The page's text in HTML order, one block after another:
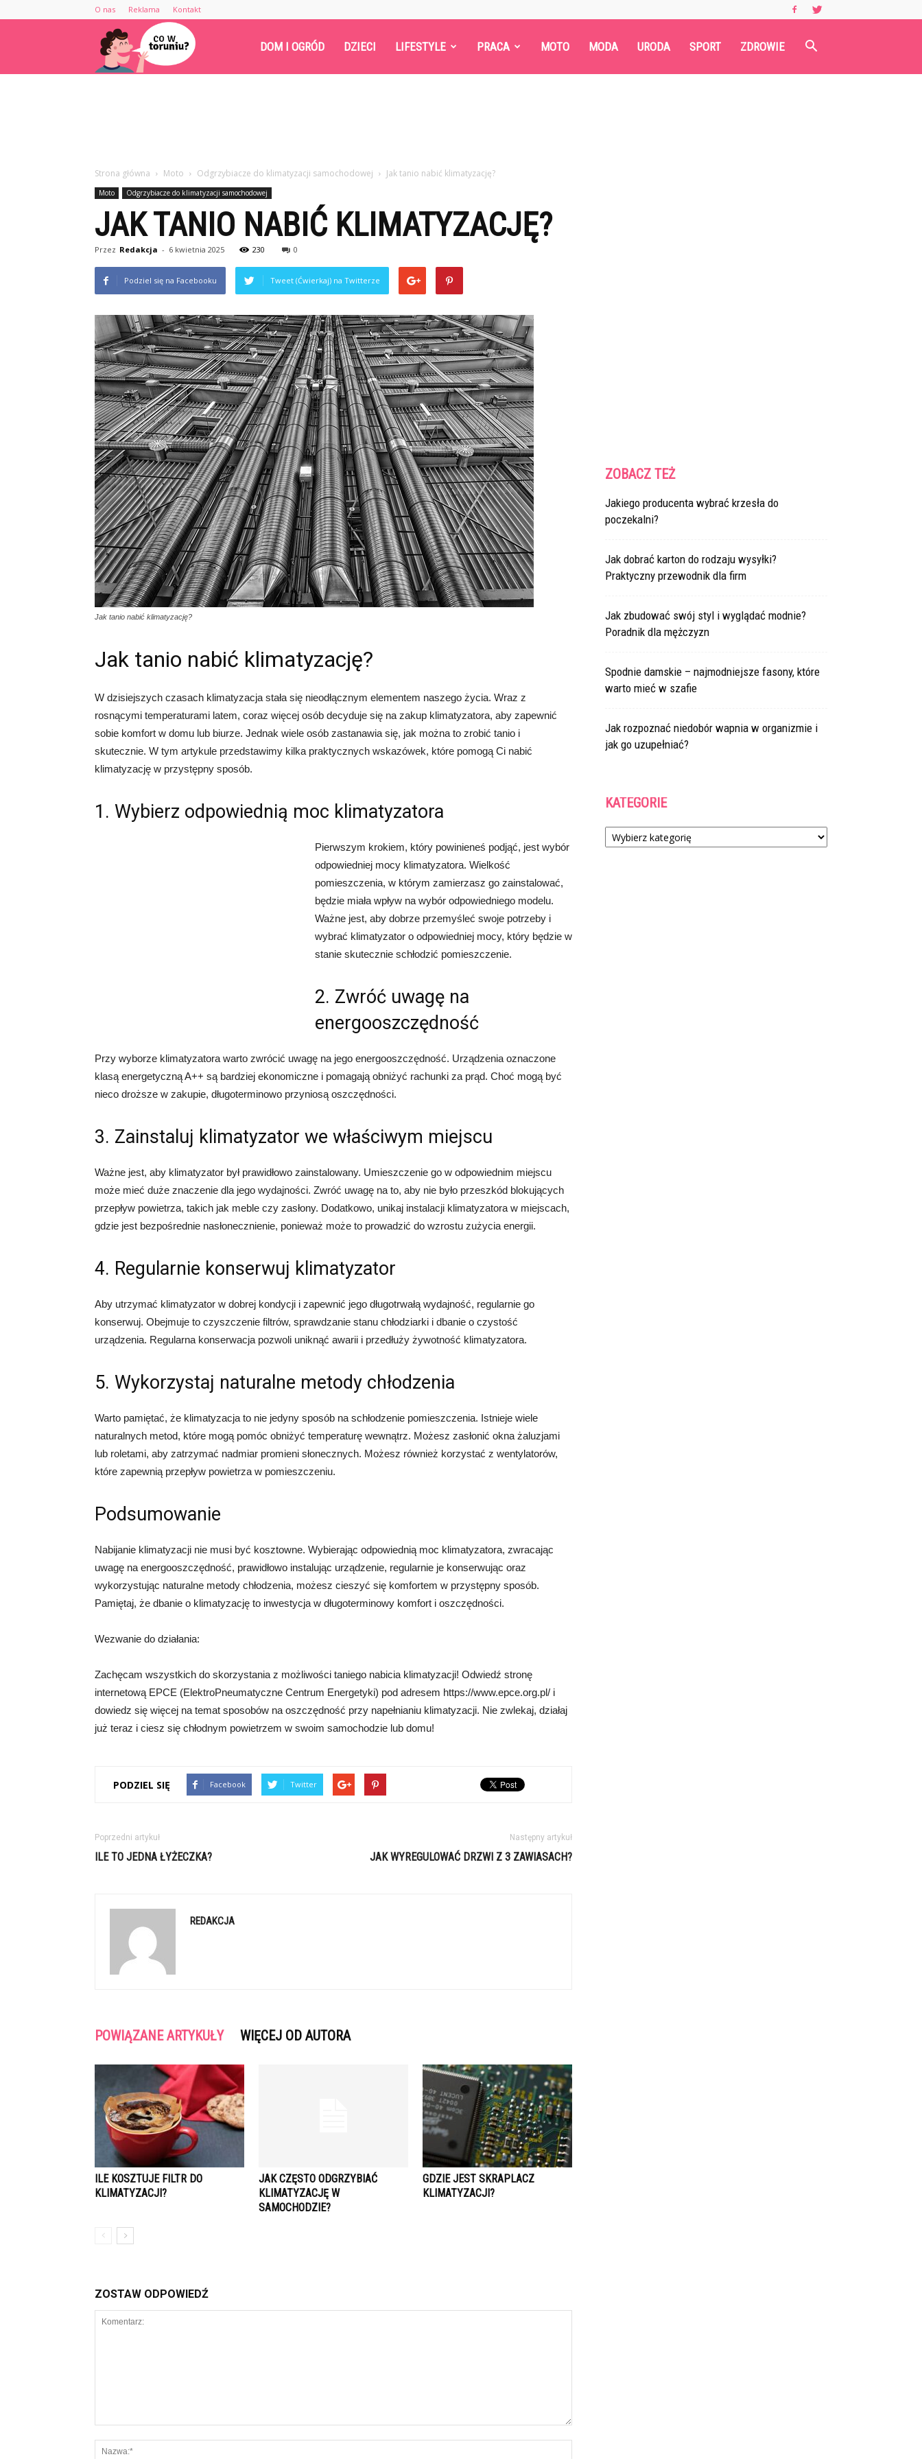
O nas Reklama Kontakt
Cowtoruniu.pl DOM I OGRÓD DZIECI LIFESTYLE PRACA MOTO MODA URODA SPORT ZDROWIE
Strona główna Moto Odgrzybiacze do klimatyzacji samochodowej Jak tanio nabić klimatyzację?
Moto Odgrzybiacze do klimatyzacji samochodowej
JAK TANIO NABIĆ KLIMATYZACJĘ?
Przez Redakcja - 6 kwietnia 2025 230 0
Podziel się na Facebooku Tweet (Ćwierkaj) na Twitterze
Jak tanio nabić klimatyzację?
Jak tanio nabić klimatyzację?
W dzisiejszych czasach klimatyzacja stała się nieodłącznym elementem naszego życia. Wraz z
rosnącymi temperaturami latem, coraz więcej osób decyduje się na zakup klimatyzatora, aby zapewnić
sobie komfort w domu lub biurze. Jednak wiele osób zastanawia się, jak można to zrobić tanio i
skutecznie. W tym artykule przedstawimy kilka praktycznych wskazówek, które pomogą Ci nabić
klimatyzację w przystępny sposób.
1. Wybierz odpowiednią moc klimatyzatora
Pierwszym krokiem, który powinieneś podjąć, jest wybór
odpowiedniej mocy klimatyzatora. Wielkość
pomieszczenia, w którym zamierzasz go zainstalować,
będzie miała wpływ na wybór odpowiedniego modelu.
Ważne jest, aby dobrze przemyśleć swoje potrzeby i
wybrać klimatyzator o odpowiedniej mocy, który będzie w
stanie skutecznie schłodzić pomieszczenie.
2. Zwróć uwagę na
energooszczędność
Przy wyborze klimatyzatora warto zwrócić uwagę na jego energooszczędność. Urządzenia oznaczone
klasą energetyczną A++ są bardziej ekonomiczne i pomagają obniżyć rachunki za prąd. Choć mogą być
nieco droższe w zakupie, długoterminowo przyniosą oszczędności.
3. Zainstaluj klimatyzator we właściwym miejscu
Ważne jest, aby klimatyzator był prawidłowo zainstalowany. Umieszczenie go w odpowiednim miejscu
może mieć duże znaczenie dla jego wydajności. Zwróć uwagę na to, aby nie było przeszkód blokujących
przepływ powietrza, takich jak meble czy zasłony. Dodatkowo, unikaj instalacji klimatyzatora w miejscach,
gdzie jest bezpośrednie nasłonecznienie, ponieważ może to prowadzić do wzrostu zużycia energii.
4. Regularnie konserwuj klimatyzator
Aby utrzymać klimatyzator w dobrej kondycji i zapewnić jego długotrwałą wydajność, regularnie go
konserwuj. Obejmuje to czyszczenie filtrów, sprawdzanie stanu chłodziarki i dbanie o czystość
urządzenia. Regularna konserwacja pozwoli uniknąć awarii i przedłuży żywotność klimatyzatora.
5. Wykorzystaj naturalne metody chłodzenia
Warto pamiętać, że klimatyzacja to nie jedyny sposób na schłodzenie pomieszczenia. Istnieje wiele
naturalnych metod, które mogą pomóc obniżyć temperaturę wewnątrz. Możesz zasłonić okna żaluzjami
lub roletami, aby zatrzymać nadmiar promieni słonecznych. Możesz również korzystać z wentylatorów,
które zapewnią przepływ powietrza w pomieszczeniu.
Podsumowanie
Nabijanie klimatyzacji nie musi być kosztowne. Wybierając odpowiednią moc klimatyzatora, zwracając
uwagę na energooszczędność, prawidłowo instalując urządzenie, regularnie je konserwując oraz
wykorzystując naturalne metody chłodzenia, możesz cieszyć się komfortem w przystępny sposób.
Pamiętaj, że dbanie o klimatyzację to inwestycja w długoterminowy komfort i oszczędności.
Wezwanie do działania:
Zachęcam wszystkich do skorzystania z możliwości taniego nabicia klimatyzacji! Odwiedź stronę
internetową EPCE (ElektroPneumatyczne Centrum Energetyki) pod adresem https://www.epce.org.pl/ i
dowiedz się więcej na temat sposobów na oszczędność przy napełnianiu klimatyzacji. Nie zwlekaj, działaj
już teraz i ciesz się chłodnym powietrzem w swoim samochodzie lub domu!
PODZIEL SIĘ Facebook Twitter
Poprzedni artykuł
ILE TO JEDNA ŁYŻECZKA?
Następny artykuł
JAK WYREGULOWAĆ DRZWI Z 3 ZAWIASACH?
REDAKCJA
POWIĄZANE ARTYKUŁY WIĘCEJ OD AUTORA
ILE KOSZTUJE FILTR DO
KLIMATYZACJI?
JAK CZĘSTO ODGRZYBIAĆ
KLIMATYZACJĘ W
SAMOCHODZIE?
GDZIE JEST SKRAPLACZ
KLIMATYZACJI?
ZOSTAW ODPOWIEDŹ
ZOBACZ TEŻ
Jakiego producenta wybrać krzesła do
poczekalni?
Jak dobrać karton do rodzaju wysyłki?
Praktyczny przewodnik dla firm
Jak zbudować swój styl i wyglądać modnie?
Poradnik dla mężczyzn
Spodnie damskie – najmodniejsze fasony, które
warto mieć w szafie
Jak rozpoznać niedobór wapnia w organizmie i
jak go uzupełniać?
KATEGORIE
Kategorie